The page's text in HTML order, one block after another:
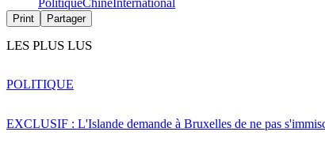
PolitiqueChineInternational
Print Partager
LES PLUS LUS
EXCLUSIF : L'Islande demande à Bruxelles de ne pas
POLITIQUE